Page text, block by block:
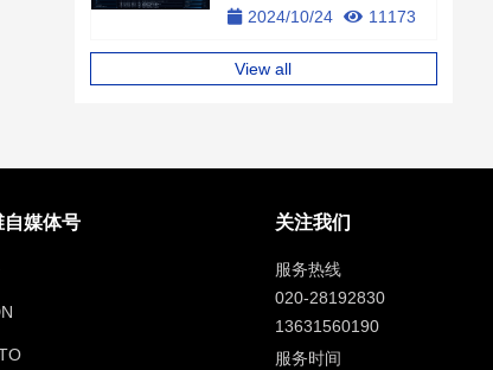
2024/10/24
11173
View all
自媒体号 关注我们
服务热线
020-28192830
13631560190
服务时间